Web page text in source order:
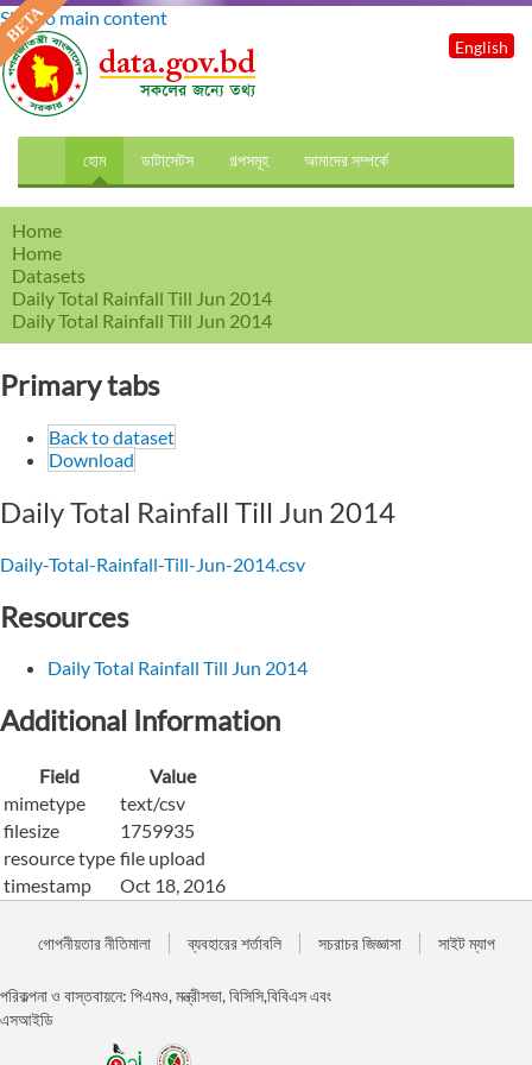
Skip to main content
হোম ডাটাসেটস গল্পসমূহ আমাদের সম্পর্কে
English
Home
Home
Datasets
Daily Total Rainfall Till Jun 2014
Daily Total Rainfall Till Jun 2014
Primary tabs
Back to dataset
Download
Daily Total Rainfall Till Jun 2014
Daily-Total-Rainfall-Till-Jun-2014.csv
Resources
Daily Total Rainfall Till Jun 2014
Additional Information
Field
Value
mimetype
text/csv
filesize
1759935
resource type file upload
timestamp
Oct 18, 2016
গোপনীয়তার নীতিমালা ব্যবহারের শর্তাবলি সচরাচর জিজ্ঞাসা সাইট ম্যাপ
পরিকল্পনা ও বাস্তবায়নে: পিএমও, মন্ত্রীসভা, বিসিসি,বিবিএস এবং
এসআইডি